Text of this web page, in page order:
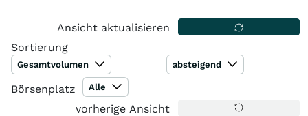
Ansicht aktualisieren
Sortierung
Gesamtvolumen absteigend
Börsenplatz Alle
vorherige Ansicht